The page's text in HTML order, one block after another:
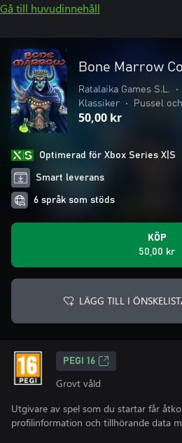
Gå till huvudinnehåll
Bone Marrow
Ratalaika Games S.L. •
Klassiker
• Pussel
50,00 kr
Optimerad för Xbox Series X|S
Smart leverans
6 språk som stöds
KÖP
50,00 kr
LÄGG TILL I
PEGI 16
Grovt våld
Utgivare av spel som du startar får
profilinformation och tillhörande data